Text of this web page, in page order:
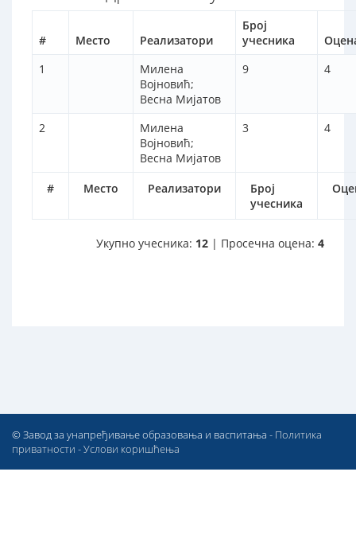
# Место Реализатори
Број
учесника
# Место Реализатори
Број
учесника
1
Милена
Војновић;
Весна Мијатов
9 4
2
Милена
Војновић;
Весна Мијатов
3 4
Укупно учесника: 12 | Просечна оцена: 4
© Завод за унапређивање образовања и васпитања - Политика
приватности -Услови коришћења